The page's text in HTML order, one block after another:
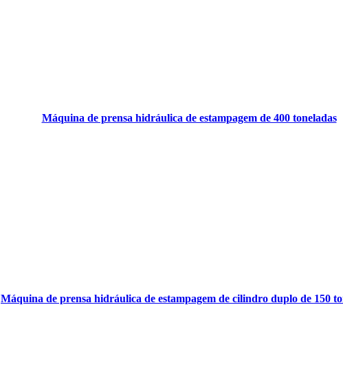
Máquina de prensa hidráulica de estampagem de 400 toneladas
Máquina de prensa hidráulica de estampagem de cilindro duplo de 150